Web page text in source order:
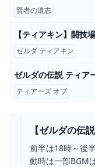
賢者の遺志
ゼルダ ティアキン
ティアーズ オブ
【ゼルダの伝
伝説ティアキ
入る。 -
前半は18時～後
動時は一部BGM